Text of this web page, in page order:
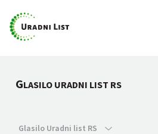
GLASILO URADNI LIST RS
Glasilo Uradni list RS